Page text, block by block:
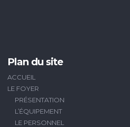
Plan du site
ACCUEIL
LE FOYER
PRÉSENTATION
L’ÉQUIPEMENT
LE PERSONNEL